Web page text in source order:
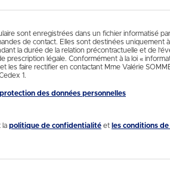
sont enregistrées dans un fichier informatisé
de contact. Elles sont destinées uniquement
la durée de la relation précontractuelle et de
prescription légale. Conformément à la loi «
les faire rectifier en contactant Mme Valérie
1.
des données personnelles
la politique de confidentialité et les conditions